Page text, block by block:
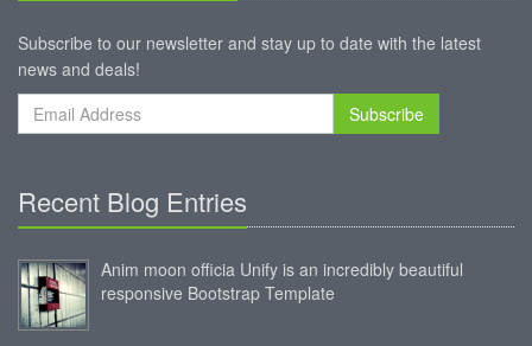
Subscribe to our newsletter and stay up to date with the latest
news and deals!
Subscribe
Recent Blog Entries
Anim moon officia Unify is an incredibly beautiful
responsive Bootstrap Template